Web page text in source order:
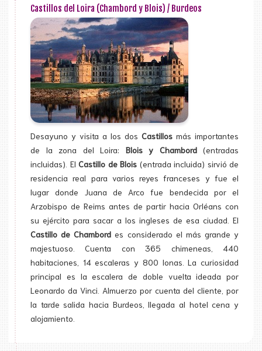
Castillos del Loira (Chambord y Blois) / Burdeos
Desayuno y visita a los dos Castillos más importantes
de la zona del Loira: Blois y Chambord(entradas
incluidas). El Castillo de Blois (entrada incluida) sirvió de
residencia real para varios reyes franceses y fue el
lugar donde Juana de Arco fue bendecida por el
Arzobispo de Reims antes de partir hacia Orléans con
su ejército para sacar a los ingleses de esa ciudad. El
Castillo de Chambord es considerado el más grande y
majestuoso. Cuenta con 365 chimeneas, 440
habitaciones, 14 escaleras y 800 lonas. La curiosidad
principal es la escalera de doble vuelta ideada por
Leonardo da Vinci. Almuerzo por cuenta del cliente, por
la tarde salida hacia Burdeos, llegada al hotel cena y
alojamiento.